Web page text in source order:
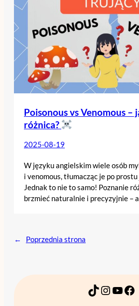
Poisonous vs Venomous –
różnica?
2025-08-19
W języku angielskim wiele osób
i venomous, tłumacząc je po prostu
Jednak to nie to samo! Poznanie
brzmieć naturalnie i precyzyjnie –
← Poprzednia strona
TikTok Instagram YouTube Facebook